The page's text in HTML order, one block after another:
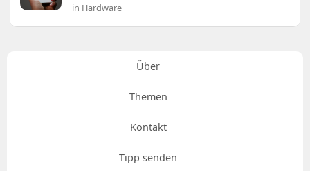
in Hardware
Über
Themen
Kontakt
Tipp senden